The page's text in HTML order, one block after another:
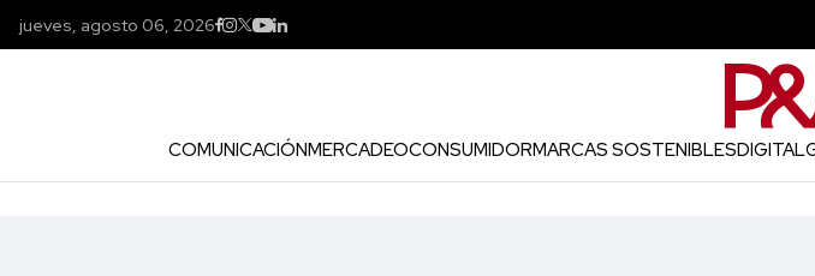
jueves, agosto 06, 2026
COMUNICACIÓNMERCADEOCONSUMIDORMARCAS SOSTENIBLESDIGITAL